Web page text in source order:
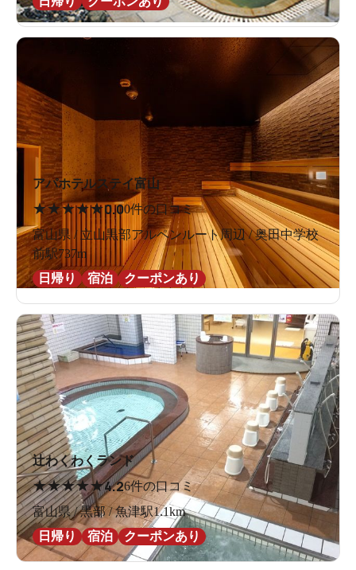
アパホテルステイ富山
★★★★★0.00件の口コミ
富山県 / 立山黒部アルペンルート周辺 / 奥田中学校
前駅737m
日帰り
宿泊 クーポンあり
辻わくわくランド
★★★★★4.26件の口コミ
富山県 / 黒部 / 魚津駅1.1km
日帰り
宿泊 クーポンあり